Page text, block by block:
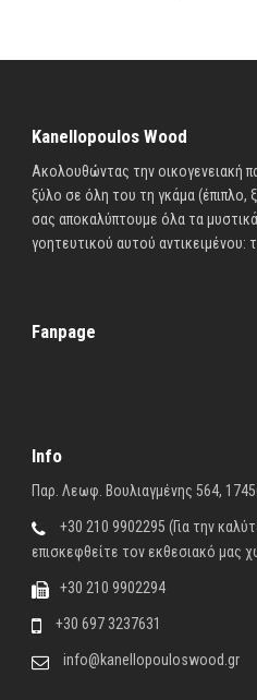
Kanellopoulos Wood
Ακολουθώντας την οικογενειακή
ξύλο σε όλη του τη γκάμα (έπιπλο,
σας αποκαλύπτουμε όλα τα μυστικά
γοητευτικού αυτού αντικειμένου:
Fanpage
Info
Παρ. Λεωφ. Βουλιαγμένης 564,
+30 210 9902295 (Για την
επισκεφθείτε τον εκθεσιακό μας
+30 210 9902294
+30 697 3237631
info@kanellopouloswood.gr